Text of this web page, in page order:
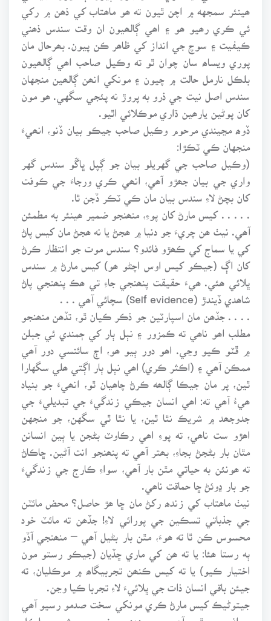
ھينئر سمجهه ۾ اچن ٿيون ته ھو ماھتاب کي ذھن ۾ رکي
ئي ڪري رھيو ھو ۽ اھي ڳالھيون ان وقت سندس ذھني
ڪيفيت ۽ سوچ جي انداز کي ظاھر ڪن پيون. بھرحال مان
پوري ويساھ سان چوان ٿو ته وڪيل صاحب اھي ڳالھيون
بلڪل نارمل حالت ۾ چيون ۽ مونکي انھن ڳالھين منجهان
سندس اصل نيت جي ذرو به پروڙ نه پئجي سگهي. ھو مون
کان پوڻين يارھين ڌاري موڪلائي اٿيو.
ڏوھ مڃيندي مرحوم وڪيل صاحب جيڪو بيان ڏنو، انھيءَ
منجهان ڪي ٽڪڙا:
(وڪيل صاحب جي گهريلو بيان جو ڳپل ڀاڱو سندس گهر
واري جي بيان جھڙو آھي، انھي ڪري ورجاءَ جي ڪوفت
کان بچڻ لاءِ سندس بيان مان ڪي ٽڪر ڏجن ٿا.
. . . . . کيس مارڻ کان پوءِ، منھنجو ضمير ھينئر به مطمئن
آھي. نيٺ ھن چريءَ جو دنيا ۾ ھجڻ يا نه ھجڻ مان کيس پاڻ
کي يا سماج کي ڪھڙو فائدو؟ سندس موت جو انتظار ڪرڻ
کان اڳ (جيڪو کيس اوس اچڻو ھو) کيس مارڻ ۾ سندس
ڀلائي ھئي. ھيءَ حقيقت پنھنجي جاءِ تي ھڪ پنھنجي پاڻ
شاھدي ڏيندڙ (Self evidence) سچائي آھي . . .
. . . . جڏھن مان اسپارٽين جو ذڪر ڪيان ٿو، تڏھن منھنجو
مطلب اھو ناھي ته ڪمزور ۽ نٻل ٻار کي ڄمندي ئي جبلن
۾ ڦٽو ڪيو وڃي. اھو دور ٻيو ھو، اڄ سائنسي دور آھي
ممڪن آھي ۽ (اڪثر ڪري) اھي نٻل ٻار اڳتي ھلي سگهارا
ٿين، پر مان جيڪا ڳالھه ڪرڻ چاھيان ٿو، انھيءَ جو بنياد
ھيءُ آھي ته: اھي انسان جيڪي زندگيءَ جي تبديليءَ جي
جدوجھد ۾ شريڪ نٿا ٿين، يا نٿا ٿي سگهن، جو منجهن
اھڙو ست ناھي، ته پوءِ اھي رڪاوٽ بڻجن يا ٻين انسانن
مٿان بار بڻجڻ بجاءِ، بھتر آھي ته پنھنجو انت آڻين. ڇاڪاڻ
ته ھونئن به حياتي مٿن بار آھي، سواءِ ڪارج جي زندگيءَ
جو بار ڍوئڻ ڇا حماقت ناھي.
نيٺ ماھتاب کي زندھ رکڻ مان ڇا ھڙ حاصل؟ محض مائٽن
جي جذباتي تسڪين جي پورائي لاءِ! جڏھن ته مائٽ خود
محسوس ڪن ٿا ته ھوءَ، مٿن بار بڻيل آھي – منھنجي آڏو
ٻه رستا ھئا: يا ته ھن کي ماري ڇڏيان (جيڪو رستو مون
اختيار ڪيو) يا ته کيس ڪنھن تجربيگاھ ۾ موڪليان، ته
جيئن باقي انسان ذات جي ڀلائيءَ لاءِ تجربا ڪيا وڃن.
جيتوڻيڪ کيس مارڻ ڪري مونکي سخت صدمو رسيو آھي
۽ افسوس ٿيو آھي، پر منھنجو ضمير ۽ شعور بلڪل